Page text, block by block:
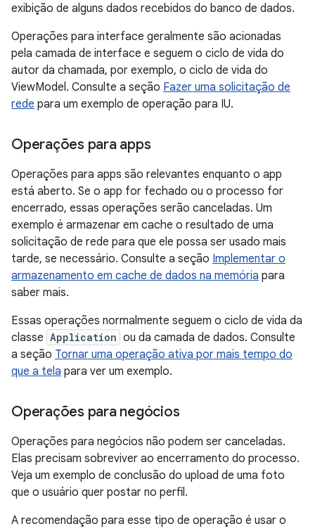
exibição de alguns dados recebidos do banco de dados.
Operações para interface geralmente são acionadas
pela camada de interface e seguem o ciclo de vida do
autor da chamada, por exemplo, o ciclo de vida do
ViewModel. Consulte a seção Fazer uma solicitação de
rede para um exemplo de operação para IU.
Operações para apps
Operações para apps são relevantes enquanto o app
está aberto. Se o app for fechado ou o processo for
encerrado, essas operações serão canceladas. Um
exemplo é armazenar em cache o resultado de uma
solicitação de rede para que ele possa ser usado mais
tarde, se necessário. Consulte a seção Implementar o
armazenamento em cache de dados na memória para
saber mais.
Essas operações normalmente seguem o ciclo de vida da
classe Application ou da camada de dados. Consulte
a seção Tornar uma operação ativa por mais tempo do
que a tela para ver um exemplo.
Operações para negócios
Operações para negócios não podem ser canceladas.
Elas precisam sobreviver ao encerramento do processo.
Veja um exemplo de conclusão do upload de uma foto
que o usuário quer postar no perfil.
A recomendação para esse tipo de operação é usar o